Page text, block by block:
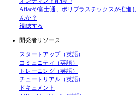
Aflacや富士通、ポリプラスチックスが推進
んか？
視聴する
開発者リソース
スタートアップ（英語）
コミュニティ（英語）
トレーニング（英語）
チュートリアル（英語）
ドキュメント